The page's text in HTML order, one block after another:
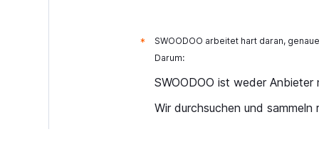
* SWOODOO arbeitet hart daran,
Darum:
SWOODOO ist weder Anbieter
Wir durchsuchen und